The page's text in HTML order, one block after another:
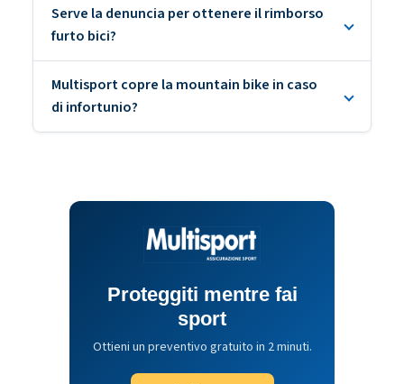
Serve la denuncia per ottenere il rimborso
furto bici?
Multisport copre la mountain bike in caso
di infortunio?
Proteggiti mentre fai
sport
Ottieni un preventivo gratuito in 2 minuti.